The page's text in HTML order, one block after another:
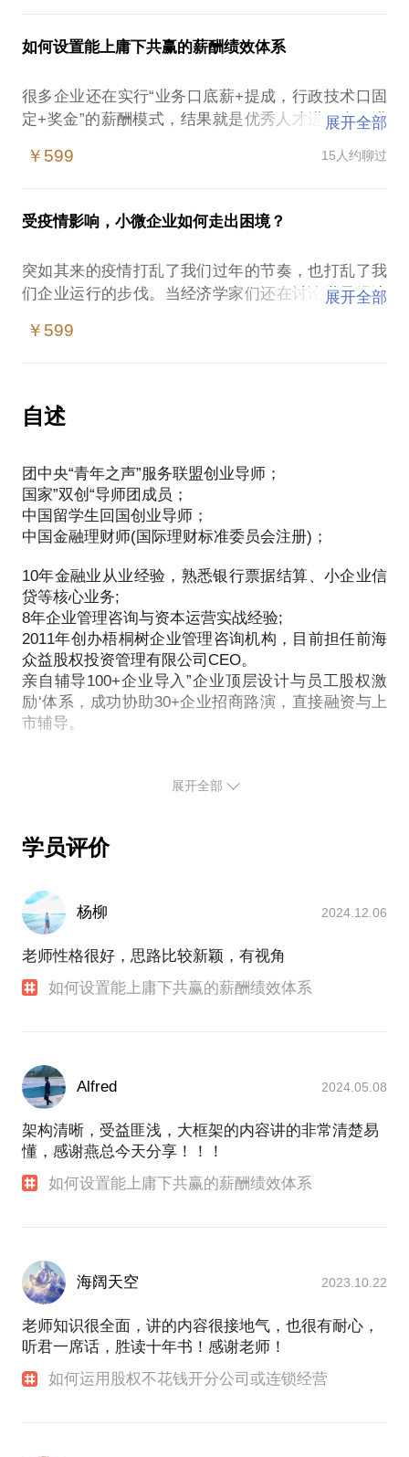
办？
我拥有十多年的银行从业经验和近6年的投资经历，近
年来对上百家企业进行调研的上市辅导，总结很多企
业成功运用股权激励和对外融资的方法，如：投票权
委托、一致行动人协议、有限合伙、AB股计划、限制
团队构架战略布局，锁定合伙人跟高管；
通过区域版图战略布局，迅速占领全国市场；
设计企业发展资本路径，不控股，公司发展尽在掌
PS.在选择与我见面前，请把你的问题更具体化。毕
报背后，是中国企业平均两年的生存周期！
在这样的情况下，初创企业合伙人，天使投资人容易
按比例出资，出多少钱占多少股份；
大家一起干，股份平均分；
二一添作五，上山打老虎，股份一人一半；
监，我目前受聘于共青团中央“青年之声”服务联盟创
合主办“留学生节”海外学人回国创业导师，近年来接
触了很多创业项目和天使投资人，总结了一些经验，
我愿意与你分享的内容包括：
人；
资金型、资源型、技术型和管理型股东如何分配股
如何运用身股、银股、分红股和期权激励企业初创期
员工。
PS.在选择与我见面前，请把你的问题更具体化。毕
竟一小时的谈话只能解决一个小问题。请把你的问题
如何设置能上庸下共赢的薪酬绩效体系
很多企业还在实行“业务口底薪+提成，行政技术口固
定+奖金”的薪酬模式，结果就是优秀人才进不来，进
就！留下庸庸碌碌的人，老板去也不是，留也不是，
在近几年的企业管理咨询中，我发现很多企业做不好
的根本原因就是分配机制不合理！
第一，“底薪+提成”看似很合理，多劳多得嘛，其实非
常片面，过于突出个人主义，缺乏团队协作动力，同
行之间人力资源的竞争也使得提成的高低成了企业和
激励，或者觉得这此岗位的工作无法量化，不知如何
单少或是业绩不好就没奖金，甚至觉得负担了。
第三，优质的产品或服务只是基础，现代企业之间的
竞争是全方位的，企业的核心竞力更体现在前端拓展
与后端的紧密协作，生产与服务的同步提升，过去的
要的内耗。
都说三流企业经营产品；二流企业经营品牌，一流企
业经营文化。其实，经营企业的核心就是经营人，薪
酬绩效管理体系就是人的核心的利益导向。
好的薪酬一定要让团队有以下三个体现：
第一，让执行层分享产品的差价，体现多劳多得；
第二，让管理层分享企业的利润，体现效率效益；
所以制订一套好的薪酬绩效体系要遵循三个原则：
第三，分配考核机制要与是俱进，动态调整。
荣辱，企业与客户一体化，互为阴阳，既对立又统
一，相互赋能才能相互成就！
展开全部
￥599 15人约聊过
受疫情影响，小微企业如何走出困境？
突如其来的疫情打乱了我们过年的节奏，也打乱了我
们企业运行的步伐。当经济学家们还在讨论世界经济
笑按了下暂停键直接停摆一个月。
结构。对国企央企和一些大型的或现金充裕的民营企
业来说，只是暂停了一下而已。
对流动资金原本捉襟见肘或是依靠春节这个假日经济
支撑利润的企业来说，虽然国家适时出台了减免税收
的政策和相应的信贷支持措施，但是业务还没有开
展，公司没钱进账，员工工资还得发，场子租金还得
交！
”如何走出财务困境“成了当下老板们急需解决的问
题！
在此，我根据近年辅导企业的实践，结合当前经济形
势，提供一些思路供大家参考。
首先我们要认识到，所有的危机发生使我们陷入困境
的同时也给我们带来重大的机遇。比如这次疫情导致
的封城封路，在传统商业通路被暂时阻断的同时也在
如企业顶层股权的缺陷，公司治理架构的缺陷，薪酬
等。
最后我提供一些解决问题的具体思路，主要有：
1、我们当然首先想到的就是”融资“了，其实融资应该
是企业的常态，因为当你缺钱时才去融资常常会让企
业陷于被动。融资包括直接融资（对外股权融资）和
间接融资（银行借款等)。
2、整合上下游，建立生态圈同盟。这也是常说的”抱
团取暖“，因为面临这样危机的不止你一家，当然也包
权利置换当前薪酬现金支出比例，减少现金流压力，
增强凝聚力，提升竞争力。
弹性收入比例。
5、优化股东结构，增强企业抗风险能力。
具体措施
展开全部
￥599
自述
团中央“青年之声”服务联盟创业导师；
国家”双创“导师团成员；
中国留学生回国创业导师；
中国金融理财师(国际理财标准委员会注册)；
10年金融业从业经验，熟悉银行票据结算、小企业信
贷等核心业务;
8年企业管理咨询与资本运营实战经验;
2011年创办梧桐树企业管理咨询机构，目前担任前海
众益股权投资管理有限公司CEO。
亲自辅导100+企业导入”企业顶层设计与员工股权激
励‘体系，成功协助30+企业招商路演，直接融资与上
市辅导。
展开全部
学员评价
杨柳 2024.12.06
老师性格很好，思路比较新颖，有视角
如何设置能上庸下共赢的薪酬绩效体系
Alfred 2024.05.08
架构清晰，受益匪浅，大框架的内容讲的非常清楚易
懂，感谢燕总今天分享！！！
如何设置能上庸下共赢的薪酬绩效体系
海阔天空 2023.10.22
老师知识很全面，讲的内容很接地气，也很有耐心，
听君一席话，胜读十年书！感谢老师！
如何运用股权不花钱开分公司或连锁经营